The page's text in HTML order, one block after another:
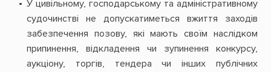
У цивільному, господарському та адміністративному
судочинстві не допускатиметься вжиття заходів
забезпечення позову, які мають своїм наслідком
припинення, відкладення чи зупинення конкурсу,
аукціону, торгів, тендера чи інших публічних